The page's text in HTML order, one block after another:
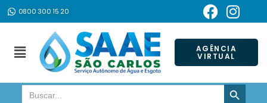
para
0800 300 15 20
AGÊNCIA
VIRTUAL
Search
for:
SEARCH BUTTON